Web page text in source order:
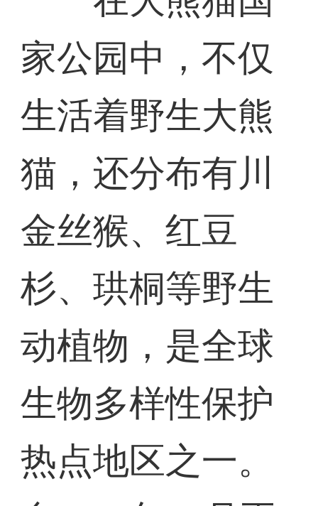
家公园中，不仅
生活着野生大熊
猫，还分布有川
金丝猴、红豆
杉、珙桐等野生
动植物，是全球
生物多样性保护
热点地区之一。